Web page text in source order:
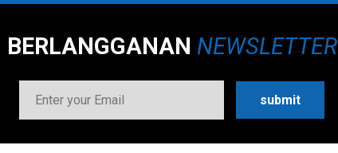
BERLANGGANAN NEWSLETTER